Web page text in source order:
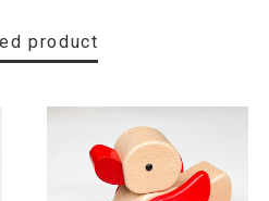
product